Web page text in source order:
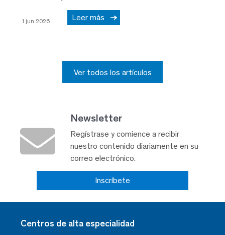
1 jun 2026 Leer más
Ver todos los artículos
Newsletter
Regístrase y comience a recibir
nuestro contenido diariamente en su
correo electrónico.
Inscríbete
Centros de alta especialidad